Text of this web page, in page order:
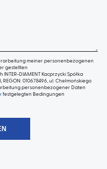
meiner personenbezogenen
gestellten
DIAMENT Kacprzycki Spółka
010678496, ul. Chełmońskiego
personenbezogener Daten
festgelegten Bedingungen